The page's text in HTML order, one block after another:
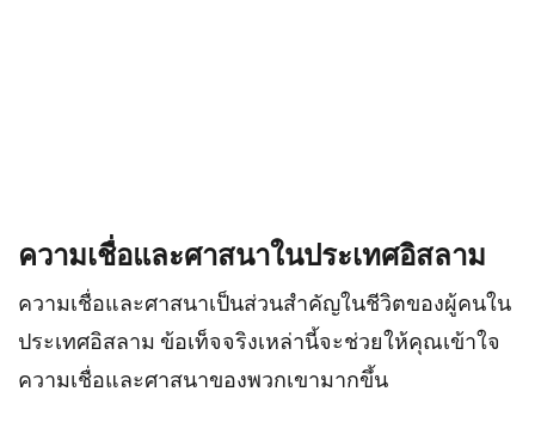
ความเชื่อและศาสนาในประเทศอิสลาม
ความเชื่อและศาสนาเป็นส่วนสำคัญในชีวิตของผู้คนใน
ประเทศอิสลาม ข้อเท็จจริงเหล่านี้จะช่วยให้คุณเข้าใจ
ความเชื่อและศาสนาของพวกเขามากขึ้น